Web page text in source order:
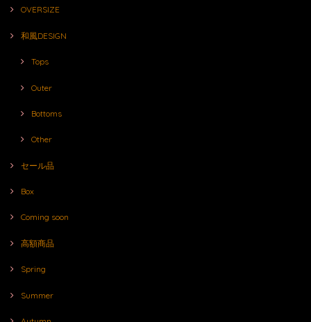
OVERSIZE
和風DESIGN
Tops
Outer
Bottoms
Other
セール品
Box
Coming soon
高額商品
Spring
Summer